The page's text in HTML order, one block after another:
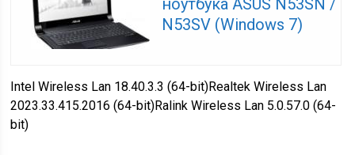
ноутбука ASUS N53SN /
N53SV (Windows 7)
Intel Wireless Lan 18.40.3.3 (64-bit)Realtek Wireless Lan
2023.33.415.2016 (64-bit)Ralink Wireless Lan 5.0.57.0 (64-
bit)